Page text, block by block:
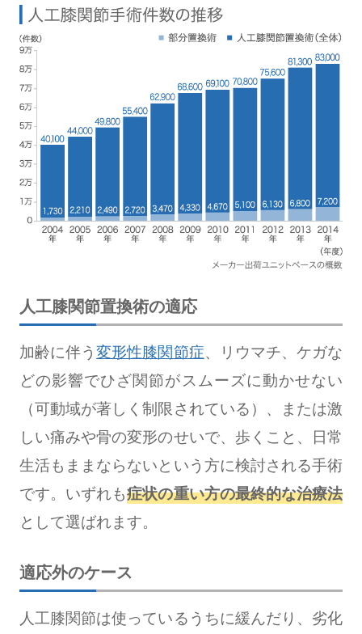
人工膝関節置換術の適応
加齢に伴う変形性膝関節症、リウマチ、ケガな
どの影響でひざ関節がスムーズに動かせない
（可動域が著しく制限されている）、または激
しい痛みや骨の変形のせいで、歩くこと、日常
生活もままならないという方に検討される手術
です。いずれも症状の重い方の最終的な治療法
として選ばれます。
適応外のケース
人工膝関節は使っているうちに緩んだり、劣化